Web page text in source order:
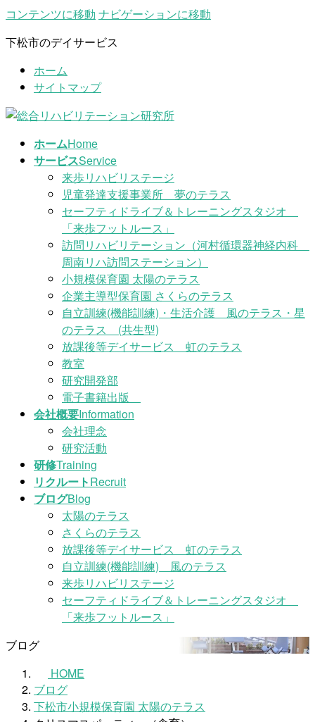
コンテンツに移動 ナビゲーションに移動
下松市のデイサービス
ホーム
サイトマップ
ホームHome
サービスService
来歩リハビリステージ
児童発達支援事業所 夢のテラス
セーフティドライブ＆トレーニングスタジオ
「来歩フットルース」
訪問リハビリテーション（河村循環器神経内科
周南リハ訪問ステーション）
小規模保育園 太陽のテラス
企業主導型保育園 さくらのテラス
自立訓練(機能訓練)・生活介護 風のテラス・星
のテラス (共生型)
放課後等デイサービス 虹のテラス
教室
研究開発部
電子書籍出版
会社概要Information
会社理念
研究活動
研修Training
リクルートRecruit
ブログBlog
太陽のテラス
さくらのテラス
放課後等デイサービス 虹のテラス
自立訓練(機能訓練) 風のテラス
来歩リハビリステージ
セーフティドライブ＆トレーニングスタジオ
「来歩フットルース」
ブログ
HOME
ブログ
下松市小規模保育園 太陽のテラス